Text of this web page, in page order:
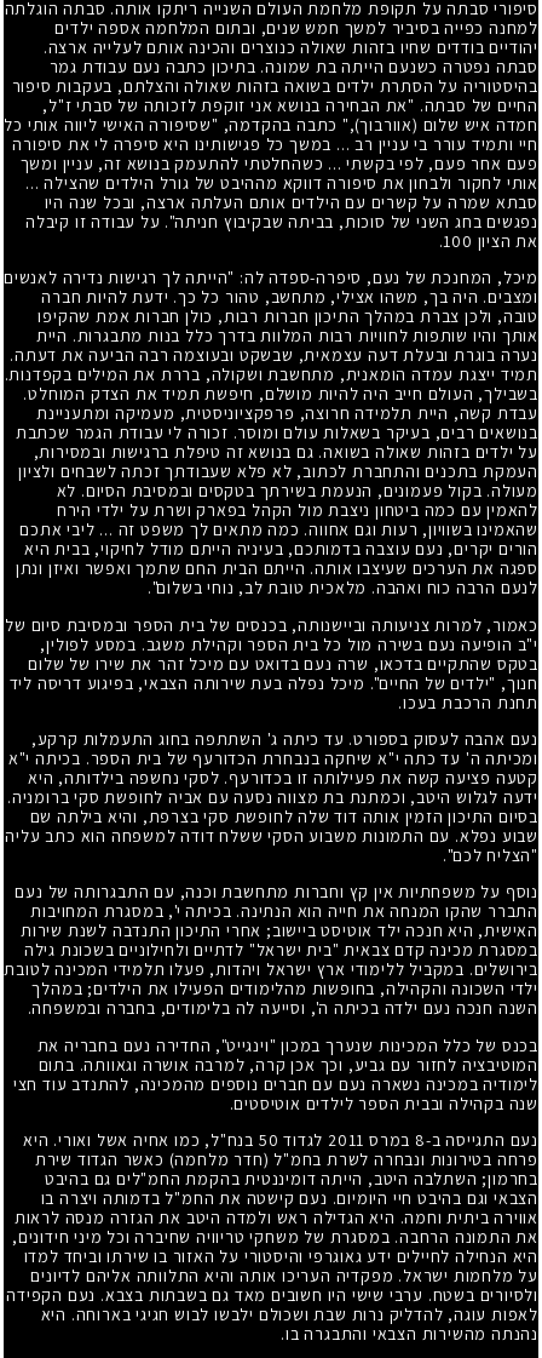
סיפורי סבתה על תקופת מלחמת העולם השנייה ריתקו אותה. סבתה הוגלתה
למחנה כפייה בסיביר למשך חמש שנים, ובתום המלחמה אספה ילדים
יהודיים בודדים שחיו בזהות שאולה כנוצרים והכינה אותם לעלייה ארצה.
סבתה נפטרה כשנעם הייתה בת שמונה. בתיכון כתבה נעם עבודת גמר
בהיסטוריה על הסתרת ילדים בשואה בזהות שאולה והצלתם, בעקבות סיפור
החיים של סבתה. "את הבחירה בנושא אני זוקפת לזכותה של סבתי ז"ל,
חמדה איש שלום (אוורבוך)," כתבה בהקדמה, "שסיפורה האישי ליווה אותי כל
חיי ותמיד עורר בי עניין רב ... במשך כל פגישותינו היא סיפרה לי את סיפורה
פעם אחר פעם, לפי בקשתי ... כשהחלטתי להתעמק בנושא זה, עניין ומשך
אותי לחקור ולבחון את סיפורה דווקא מההיבט של גורל הילדים שהצילה ...
סבתא שמרה על קשרים עם הילדים אותם העלתה ארצה, ובכל שנה היו
נפגשים בחג השני של סוכות, בביתה שבקיבוץ חניתה". על עבודה זו קיבלה
את הציון 100.
מיכל, המחנכת של נעם, סיפרה-ספדה לה: "הייתה לך רגישות נדירה לאנשים
ומצבים. היה בך, משהו אצילי, מתחשב, טהור כל כך. ידעת להיות חברה
טובה, ולכן צברת במהלך התיכון חברות רבות, כולן חברות אמת שהקיפו
אותך והיו שותפות לחוויות רבות המלוות בדרך כלל בנות מתבגרות. היית
נערה בוגרת ובעלת דעה עצמאית, שבשקט ובעוצמה רבה הביעה את דעתה.
תמיד ייצגת עמדה הומאנית, מתחשבת ושקולה, בררת את המילים בקפדנות.
בשבילך, העולם חייב היה להיות מושלם, חיפשת תמיד את הצדק המוחלט.
עבדת קשה, היית תלמידה חרוצה, פרפקציוניסטית, מעמיקה ומתעניינת
בנושאים רבים, בעיקר בשאלות עולם ומוסר. זכורה לי עבודת הגמר שכתבת
על ילדים בזהות שאולה בשואה. גם בנושא זה טיפלת ברגישות ובמסירות,
העמקת בתכנים והתחברת לכתוב, לא פלא שעבודתך זכתה לשבחים ולציון
מעולה. בקול פעמונים, הנעמת בשירתך בטקסים ובמסיבת הסיום. לא
להאמין עם כמה ביטחון ניצבת מול הקהל בפארק ושרת על ילדי הירח
שהאמינו בשוויון, רעות וגם אחווה. כמה מתאים לך משפט זה ... ליבי אתכם
הורים יקרים, נעם עוצבה בדמותכם, בעיניה הייתם מודל לחיקוי, בבית היא
ספגה את הערכים שעיצבו אותה. הייתם הבית החם שתמך ואפשר ואיזן ונתן
לנעם הרבה כוח ואהבה. מלאכית טובת לב, נוחי בשלום".
כאמור, למרות צניעותה וביישנותה, בכנסים של בית הספר ובמסיבת סיום של
י"ב הופיעה נעם בשירה מול כל בית הספר וקהילת משגב. במסע לפולין,
בטקס שהתקיים בדכאו, שרה נעם בדואט עם מיכל זהר את שירו של שלום
חנוך, "ילדים של החיים". מיכל נפלה בעת שירותה הצבאי, בפיגוע דריסה ליד
תחנת הרכבת בעכו.
נעם אהבה לעסוק בספורט. עד כיתה ג' השתתפה בחוג התעמלות קרקע,
ומכיתה ה' עד כתה י"א שיחקה בנבחרת הכדורעף של בית הספר. בכיתה י"א
קטעה פציעה קשה את פעילותה זו בכדורעף. לסקי נחשפה בילדותה, היא
ידעה לגלוש היטב, וכמתנת בת מצווה נסעה עם אביה לחופשת סקי ברומניה.
בסיום התיכון הזמין אותה דוד שלה לחופשת סקי בצרפת, והיא בילתה שם
שבוע נפלא. עם התמונות משבוע הסקי ששלח דודה למשפחה הוא כתב עליה
"הצליח לכם".
נוסף על משפחתיות אין קץ וחברות מתחשבת וכנה, עם התבגרותה של נעם
התברר שהקו המנחה את חייה הוא הנתינה. בכיתה י', במסגרת המחויבות
האישית, היא חנכה ילד אוטיסט ביישוב; אחרי התיכון התנדבה לשנת שירות
במסגרת מכינה קדם צבאית "בית ישראל" לדתיים ולחילוניים בשכונת גילה
בירושלים. במקביל ללימודי ארץ ישראל ויהדות, פעלו תלמידי המכינה לטובת
ילדי השכונה והקהילה, בחופשות מהלימודים הפעילו את הילדים; במהלך
השנה חנכה נעם ילדה בכיתה ה', וסייעה לה בלימודים, בחברה ובמשפחה.
בכנס של כלל המכינות שנערך במכון "וינגייט", החדירה נעם בחבריה את
המוטיבציה לחזור עם גביע, וכך אכן קרה, למרבה אושרה וגאוותה. בתום
לימודיה במכינה נשארה נעם עם חברים נוספים מהמכינה, להתנדב עוד חצי
שנה בקהילה ובבית הספר לילדים אוטיסטים.
נעם התגייסה ב-8 במרס 2011 לגדוד 50 בנח"ל, כמו אחיה אשל ואורי. היא
פרחה בטירונות ונבחרה לשרת בחמ"ל (חדר מלחמה) כאשר הגדוד שירת
בחרמון; השתלבה היטב, הייתה דומיננטית בהקמת החמ"לים גם בהיבט
הצבאי וגם בהיבט חיי היומיום. נעם קישטה את החמ"ל בדמותה ויצרה בו
אווירה ביתית וחמה. היא הגדילה ראש ולמדה היטב את הגזרה מנסה לראות
את התמונה הרחבה. במסגרת של משחקי טריוויה שחיברה וכל מיני חידונים,
היא הנחילה לחיילים ידע גאוגרפי והיסטורי על האזור בו שירתו וביחד למדו
על מלחמות ישראל. מפקדיה העריכו אותה והיא התלוותה אליהם לדיונים
ולסיורים בשטח. ערבי שישי היו חשובים מאד גם בשבתות בצבא. נעם הקפידה
לאפות עוגה, להדליק נרות שבת ושכולם ילבשו לבוש חגיגי בארוחה. היא
נהנתה מהשירות הצבאי והתבגרה בו.